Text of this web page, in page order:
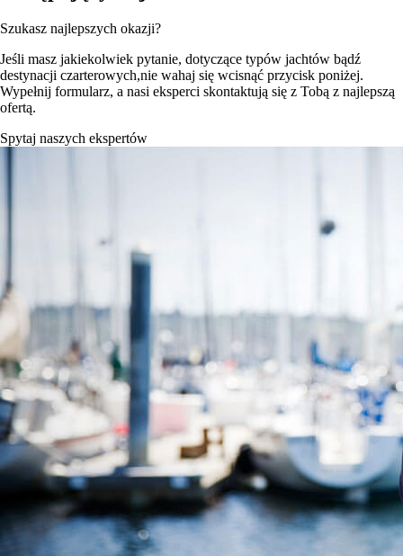
Szukasz najlepszych okazji?
Jeśli masz jakiekolwiek pytanie, dotyczące typów jachtów bądź
destynacji czarterowych,nie wahaj się wcisnąć przycisk poniżej.
Wypełnij formularz, a nasi eksperci skontaktują się z Tobą z najlepszą
ofertą.
Spytaj naszych ekspertów